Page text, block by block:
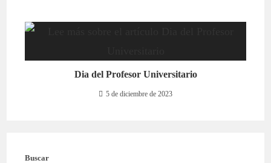
Dia del Profesor Universitario
5 de diciembre de 2023
Buscar